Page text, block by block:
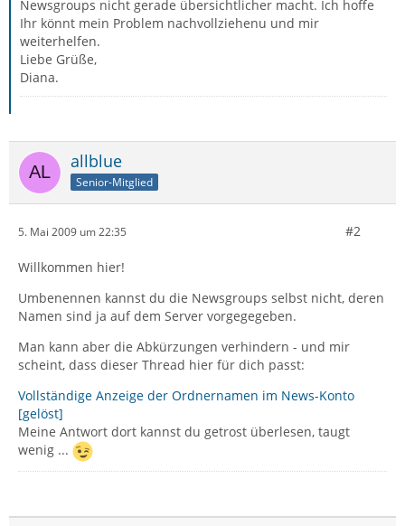
Newsgroups nicht gerade übersichtlicher macht. Ich hoffe
Ihr könnt mein Problem nachvollziehenu und mir
weiterhelfen.
Liebe Grüße,
Diana.
allblue
Senior-Mitglied
5. Mai 2009 um 22:35 #2
Willkommen hier!
Umbenennen kannst du die Newsgroups selbst nicht, deren
Namen sind ja auf dem Server vorgegegeben.
Man kann aber die Abkürzungen verhindern - und mir
scheint, dass dieser Thread hier für dich passt:
Vollständige Anzeige der Ordnernamen im News-Konto
[gelöst]
Meine Antwort dort kannst du getrost überlesen, taugt
wenig ...